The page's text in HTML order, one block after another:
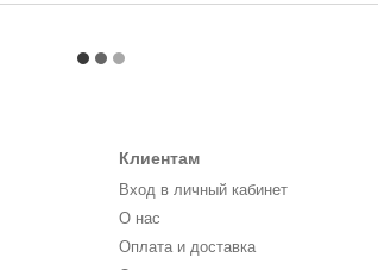
Клиентам
Вход в личный кабинет
О нас
Оплата и доставка